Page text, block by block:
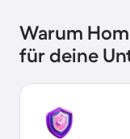
Warum
für deine